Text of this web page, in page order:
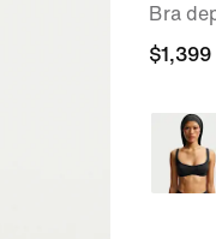
Bra
$1,399